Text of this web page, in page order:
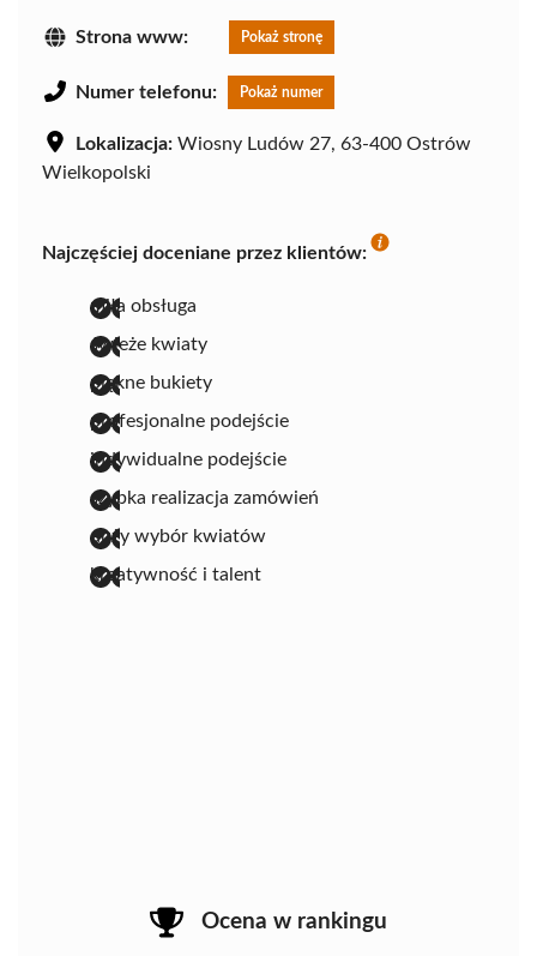
Strona www: Pokaż stronę
Numer telefonu: Pokaż numer
Lokalizacja: Wiosny Ludów 27, 63-400 Ostrów
Wielkopolski
Najczęściej doceniane przez klientów:
miła obsługa
świeże kwiaty
piękne bukiety
profesjonalne podejście
indywidualne podejście
szybka realizacja zamówień
duży wybór kwiatów
kreatywność i talent
Ocena w rankingu